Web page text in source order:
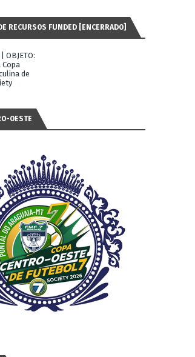
RECURSOS FUNDED [ENCERRADO]
OBJETO:
Copa
de
OESTE